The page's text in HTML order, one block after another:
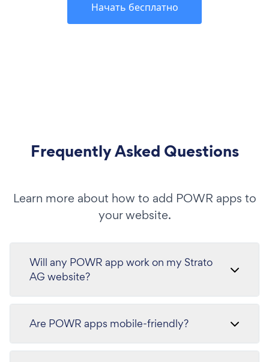
Начать бесплатно
Frequently Asked Questions
Learn more about how to add POWR apps to
your website.
Will any POWR app work on my Strato
AG website?
Are POWR apps mobile-friendly?